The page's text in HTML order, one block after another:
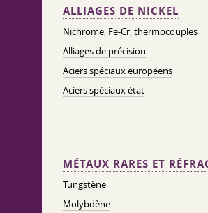
ALLIAGES DE NICKEL
Nichrome, Fe-Cr, thermocouples
Alliages de précision
Aciers spéciaux européens
Aciers spéciaux état
MÉTAUX RARES ET
Tungstène
Molybdène